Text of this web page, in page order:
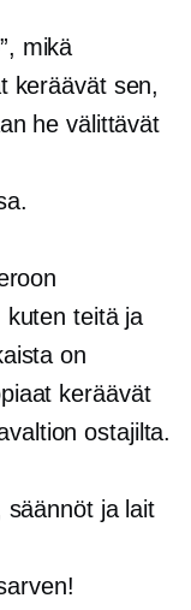
mikä
keräävät sen,
he välittävät
kuten teitä ja
on
keräävät
ostajilta.
säännöt ja lait